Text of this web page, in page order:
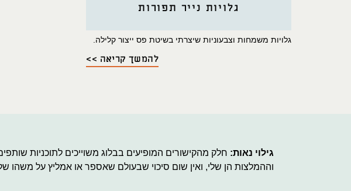
גלויות נייר תפורות
גלויות משמחות וצבעוניות שיצרתי בשיטת פס ייצור קלילה.
להמשך קריאה >>
גילוי נאות: חלק מהקישורים המופיעים בבלוג משוייכים לתוכניות
וההמלצות הן שלי, ואין שום סיכוי שבעולם שאספר או אמליץ על